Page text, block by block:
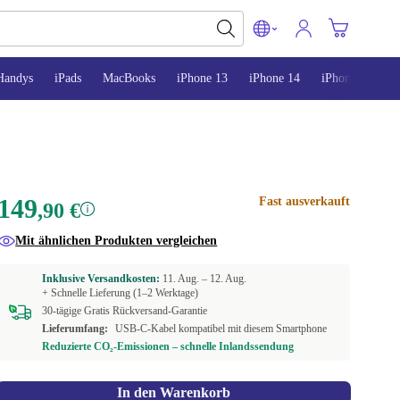
iPads MacBooks iPhone 13 iPhone 14 iPhone 15
149,90 € Fast ausverkauft
Mit ähnlichen Produkten vergleichen
Inklusive Versandkosten: 11. Aug. – 12. Aug.
+ Schnelle Lieferung (1–2 Werktage)
30-tägige Gratis Rückversand-Garantie
Lieferumfang:
USB-C-Kabel kompatibel mit diesem Smartphone
Reduzierte CO₂-Emissionen – schnelle Inlandssendung
In den Warenkorb